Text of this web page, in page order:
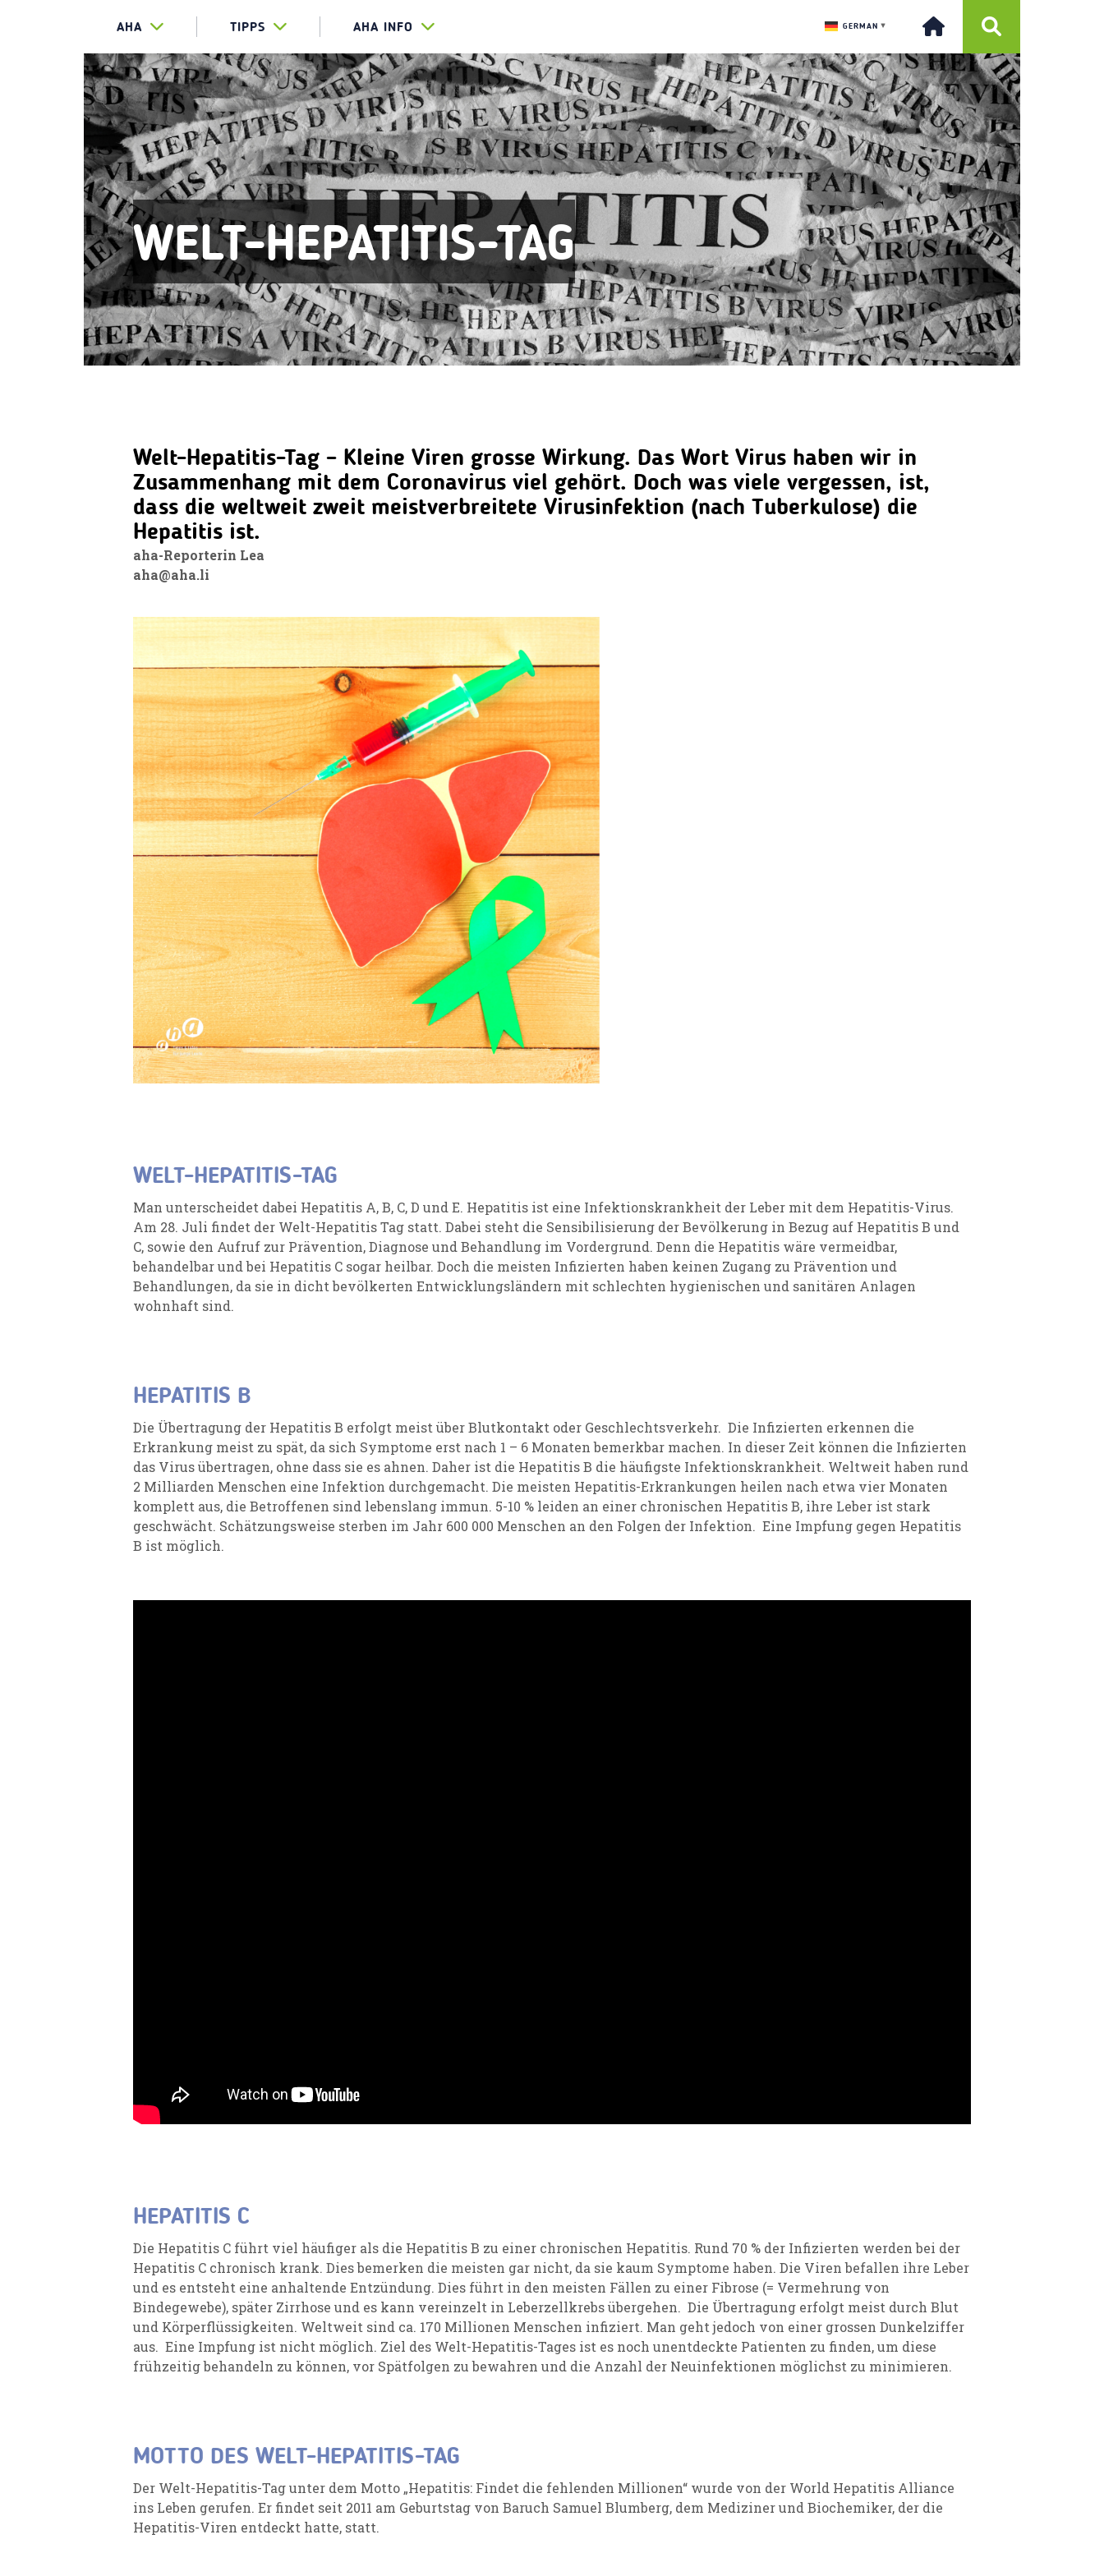
AHA TIPPS AHA INFO GERMAN ▼
WELT-HEPATITIS-TAG
Welt-Hepatitis-Tag – Kleine Viren grosse Wirkung. Das Wort Virus haben wir in
Zusammenhang mit dem Coronavirus viel gehört. Doch was viele vergessen, ist,
dass die weltweit zweit meistverbreitete Virusinfektion (nach Tuberkulose) die
Hepatitis ist.
aha-Reporterin Lea
aha@aha.li
WELT-HEPATITIS-TAG
Man unterscheidet dabei Hepatitis A, B, C, D und E. Hepatitis ist eine Infektionskrankheit der Leber mit dem Hepatitis-Virus.
Am 28. Juli findet der Welt-Hepatitis Tag statt. Dabei steht die Sensibilisierung der Bevölkerung in Bezug auf Hepatitis B und
C, sowie den Aufruf zur Prävention, Diagnose und Behandlung im Vordergrund. Denn die Hepatitis wäre vermeidbar,
behandelbar und bei Hepatitis C sogar heilbar. Doch die meisten Infizierten haben keinen Zugang zu Prävention und
Behandlungen, da sie in dicht bevölkerten Entwicklungsländern mit schlechten hygienischen und sanitären Anlagen
wohnhaft sind.
HEPATITIS B
Die Übertragung der Hepatitis B erfolgt meist über Blutkontakt oder Geschlechtsverkehr. Die Infizierten erkennen die
Erkrankung meist zu spät, da sich Symptome erst nach 1 – 6 Monaten bemerkbar machen. In dieser Zeit können die Infizierten
das Virus übertragen, ohne dass sie es ahnen. Daher ist die Hepatitis B die häufigste Infektionskrankheit. Weltweit haben rund
2 Milliarden Menschen eine Infektion durchgemacht. Die meisten Hepatitis-Erkrankungen heilen nach etwa vier Monaten
komplett aus, die Betroffenen sind lebenslang immun. 5-10 % leiden an einer chronischen Hepatitis B, ihre Leber ist stark
geschwächt. Schätzungsweise sterben im Jahr 600 000 Menschen an den Folgen der Infektion. Eine Impfung gegen Hepatitis
B ist möglich.
HEPATITIS C
Die Hepatitis C führt viel häufiger als die Hepatitis B zu einer chronischen Hepatitis. Rund 70 % der Infizierten werden bei der
Hepatitis C chronisch krank. Dies bemerken die meisten gar nicht, da sie kaum Symptome haben. Die Viren befallen ihre Leber
und es entsteht eine anhaltende Entzündung. Dies führt in den meisten Fällen zu einer Fibrose (= Vermehrung von
Bindegewebe), später Zirrhose und es kann vereinzelt in Leberzellkrebs übergehen. Die Übertragung erfolgt meist durch Blut
und Körperflüssigkeiten. Weltweit sind ca. 170 Millionen Menschen infiziert. Man geht jedoch von einer grossen Dunkelziffer
aus. Eine Impfung ist nicht möglich. Ziel des Welt-Hepatitis-Tages ist es noch unentdeckte Patienten zu finden, um diese
frühzeitig behandeln zu können, vor Spätfolgen zu bewahren und die Anzahl der Neuinfektionen möglichst zu minimieren.
MOTTO DES WELT-HEPATITIS-TAG
Der Welt-Hepatitis-Tag unter dem Motto „Hepatitis: Findet die fehlenden Millionen“ wurde von der World Hepatitis Alliance
ins Leben gerufen. Er findet seit 2011 am Geburtstag von Baruch Samuel Blumberg, dem Mediziner und Biochemiker, der die
Hepatitis-Viren entdeckt hatte, statt.